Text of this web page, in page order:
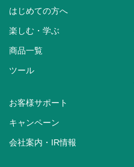
はじめての方へ
楽しむ・学ぶ
商品一覧
ツール
お客様サポート
キャンペーン
会社案内・IR情報